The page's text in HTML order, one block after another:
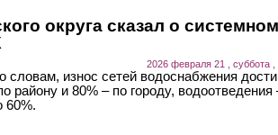
округа сказал о системном
2026 февраля 21 , суббота ,
словам, износ сетей водоснабжения
району и 80% – по городу, водоотведения
60%.